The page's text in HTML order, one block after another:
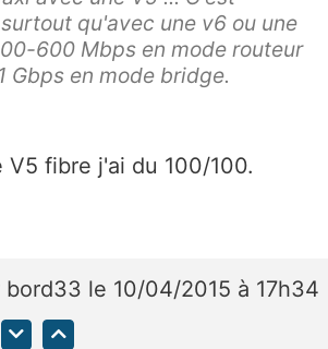
qu'avec une v6 ou une
600 Mbps en mode routeur
Gbps en mode bridge.
V5 fibre j'ai du 100/100.
bord33 le 10/04/2015 à 17h34